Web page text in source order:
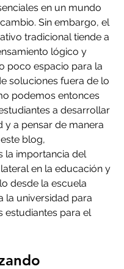
en un mundo
Sin embargo, el
tradicional tiende a
lógico y
poco espacio para la
soluciones fuera de lo
podemos entonces
a desarrollar
y a pensar de manera
blog,
la importancia del
en la educación y
desde la escuela
la universidad para
estudiantes para el